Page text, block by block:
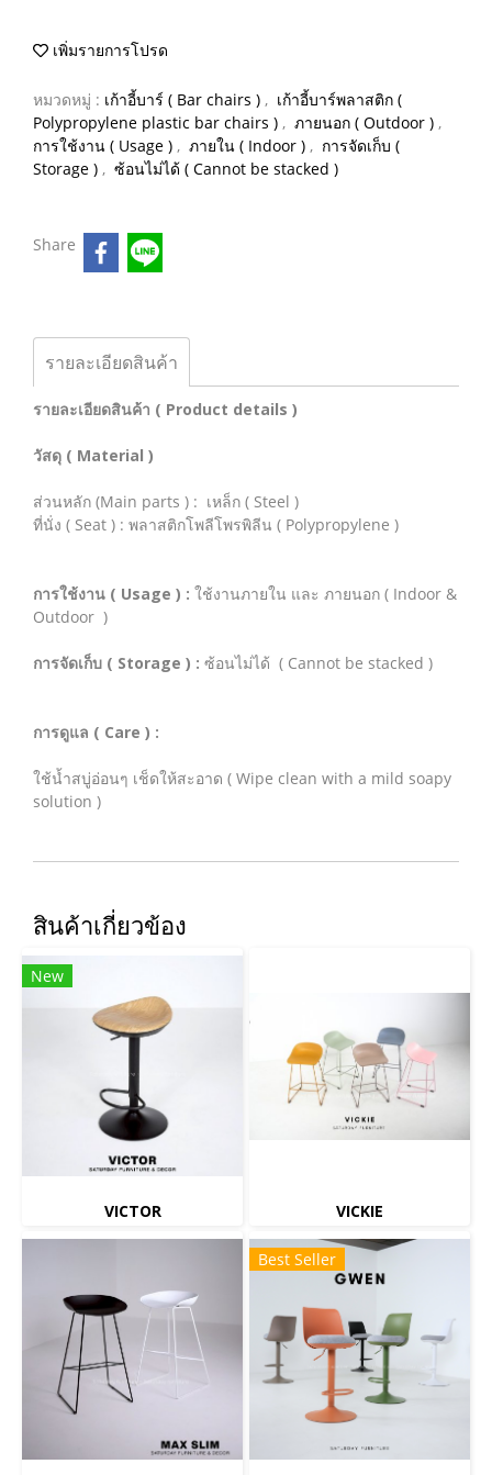
เพิ่มรายการโปรด
หมวดหมู่ : เก้าอี้บาร์ ( Bar chairs ) , เก้าอี้บาร์พลาสติก (
Polypropylene plastic bar chairs ) , ภายนอก ( Outdoor ) ,
การใช้งาน ( Usage ) , ภายใน ( Indoor ) , การจัดเก็บ (
Storage ) , ซ้อนไม่ได้ ( Cannot be stacked )
Share
รายละเอียดสินค้า
รายละเอียดสินค้า ( Product details )
วัสดุ ( Material )
ส่วนหลัก (Main parts ) : เหล็ก ( Steel )
ที่นั่ง ( Seat ) : พลาสติกโพลีโพรพิลีน ( Polypropylene )
การใช้งาน ( Usage ) : ใช้งานภายใน และ ภายนอก ( Indoor &
Outdoor )
การจัดเก็บ ( Storage ) : ซ้อนไม่ได้ ( Cannot be stacked )
การดูแล ( Care ) :
ใช้น้ำสบู่อ่อนๆ เช็ดให้สะอาด ( Wipe clean with a mild soapy
solution )
สินค้าเกี่ยวข้อง
New
VICTOR VICKIE
Best Seller